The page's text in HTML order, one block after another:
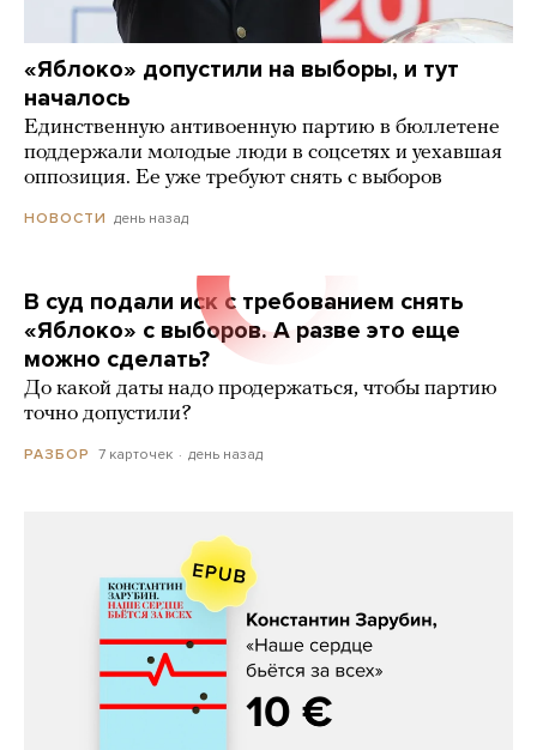
«Яблоко» допустили на выборы, и тут
началось
Единственную антивоенную партию в бюллетене
поддержали молодые люди в соцсетях и уехавшая
оппозиция. Ее уже требуют снять с выборов
НОВОСТИ день назад
В суд подали иск с требованием снять
«Яблоко» с выборов. А разве это еще
можно сделать?
До какой даты надо продержаться, чтобы партию
точно допустили?
РАЗБОР 7 карточек день назад